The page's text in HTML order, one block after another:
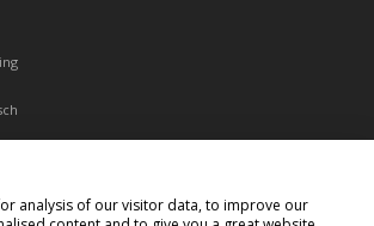
analysis of our visitor data, to improve our